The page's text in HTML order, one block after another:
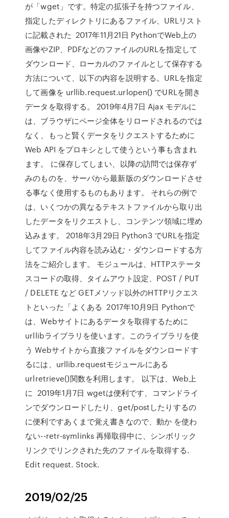
が「wget」です。特定の拡張子を持つファイル、
指定したディレクトリにあるファイル、URLリスト
に記載された 2017年11月21日 PythonでWeb上の
画像やZIP、PDFなどのファイルのURLを指定して
ダウンロード、ローカルのファイルとして保存する
方法について、以下の内容を説明する。URLを指定
して画像を urllib.request.urlopen() でURLを開き
データを取得する。 2019年4月7日 Ajax モデルに
は、ブラウザにページ全体をリロードされるのでは
なく、もっと賢くデータをリクエストするために
Web API をプロキシとして使うという事も含まれ
ます。 に保存してしまい、以降の訪問では保存ず
みのものを、サーバから最新版のダウンロードさせ
る事なく使用するものもあります。 それらの例で
は、いくつかの異なるテキストファイルから取り出
したデータをリクエストし、コンテンツ領域に埋め
込みます。 2018年3月29日 Python3 でURLを指定
してファイル内容を読み込む・ダウンロードする方
法をご紹介します。 モジュールは、HTTPステータ
スコードの取得、タイムアウト設定、POST / PUT
/ DELETE など GETメソッド以外のHTTPリクエス
トといった「よくある 2017年10月9日 Pythonで
は、Webサイトにあるデータを取得するために
urllibライブラリを使います。このライブラリを使
う Webサイトから直接ファイルをダウンロードす
るには、urllib.requestモジュールにある
urlretrieve()関数を利用します。 以下は、Web上
に 2019年1月7日 wgetは便利です、コマンドライ
ンでダウンロードしたり、get/postしたりするの
に便利ですあくまで覚え書きなので、動か を使わ
ない--retr-symlinks 再帰取得中に、シンボリック
リンクでリンクされた先のファイルを取得する.
Edit request. Stock.
2019/02/25